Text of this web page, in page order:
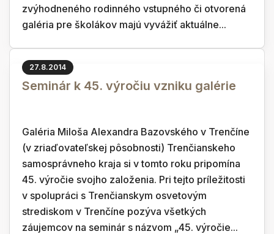
zvýhodneného rodinného vstupného či otvorená
galéria pre školákov majú vyvážiť aktuálne...
27.8.2014
Seminár k 45. výročiu vzniku galérie
Galéria Miloša Alexandra Bazovského v Trenčíne
(v zriaďovateľskej pôsobnosti) Trenčianskeho
samosprávneho kraja si v tomto roku pripomína
45. výročie svojho založenia. Pri tejto príležitosti
v spolupráci s Trenčianskym osvetovým
strediskom v Trenčíne pozýva všetkých
záujemcov na seminár s názvom „45. výročie...